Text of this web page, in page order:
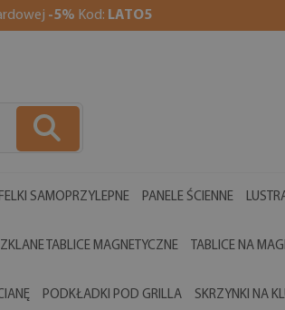
-5% Kod: LATO5
SAMOPRZYLEPNE PANELE ŚCIENNE
TABLICE MAGNETYCZNE TABLICE NA
PODKŁADKI POD GRILLA SKRZYNKI NA